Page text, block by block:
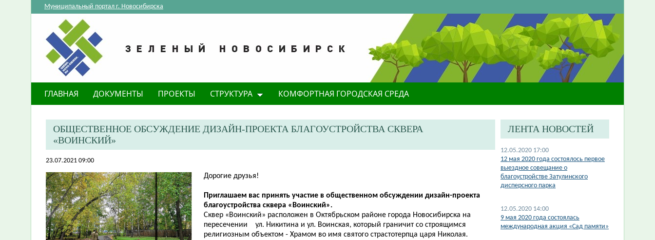
Муниципальный портал г. Новосибирска
ГЛАВНАЯ ДОКУМЕНТЫ ПРОЕКТЫ СТРУКТУРА КОМФОРТНАЯ ГОРОДСКАЯ СРЕДА
ОБЩЕСТВЕННОЕ ОБСУЖДЕНИЕ ДИЗАЙН-ПРОЕКТА БЛАГОУСТРОЙСТВА СКВЕРА
«ВОИНСКИЙ»
23.07.2021 09:00
Дорогие друзья!
​Приглашаем вас принять участие в общественном обсуждении дизайн-проекта
благоустройства сквера «Воинский».
Сквер «Воинский» расположен в Октябрьском районе города Новосибирска на
пересечении ул. Никитина и ул. Воинская, который граничит со строящимся
религиозным объектом - Храмом во имя святого страстотерпца царя Николая.
ЛЕНТА НОВОСТЕЙ
12.05.2020 17:00
12 мая 2020 года состоялось первое
выездное совещание о
благоустройстве Затулинского
дисперсного парка
12.05.2020 14:00
9 мая 2020 года состоялась
международная акция «Сад памяти»